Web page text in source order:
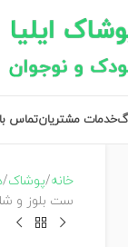
خدمات مشتریانتماس
خانه پوشاک
ست بلوز و